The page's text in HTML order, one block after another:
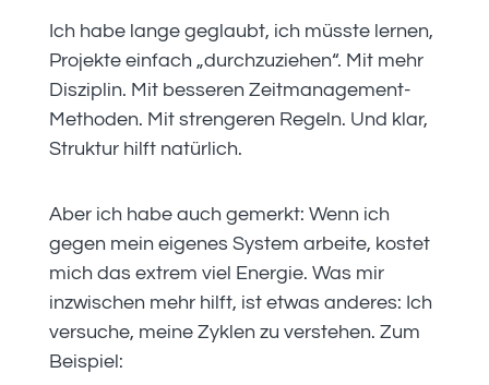
Ich habe lange geglaubt, ich müsste lernen,
Projekte einfach „durchzuziehen“. Mit mehr
Disziplin. Mit besseren Zeitmanagement-
Methoden. Mit strengeren Regeln. Und klar,
Struktur hilft natürlich.
Aber ich habe auch gemerkt: Wenn ich
gegen mein eigenes System arbeite, kostet
mich das extrem viel Energie. Was mir
inzwischen mehr hilft, ist etwas anderes: Ich
versuche, meine Zyklen zu verstehen. Zum
Beispiel: